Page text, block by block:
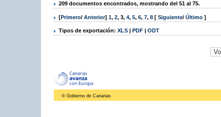
209 documentos encontrados, mostrando del 51 al 75.
[Primero/ Anterior] 1, 2, 3, 4, 5, 6, 7, 8 [ Siguiente/ Último ]
Tipos de exportación: XLS | PDF | ODT
© Gobierno de Canarias